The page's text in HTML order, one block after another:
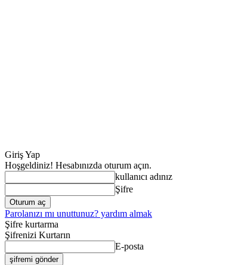
Giriş Yap
Hoşgeldiniz! Hesabınızda oturum açın.
kullanıcı adınız
Şifre
Parolanızı mı unuttunuz? yardım almak
Şifre kurtarma
Şifrenizi Kurtarın
E-posta